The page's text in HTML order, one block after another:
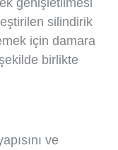
silindirik
için damara
birlikte
ve